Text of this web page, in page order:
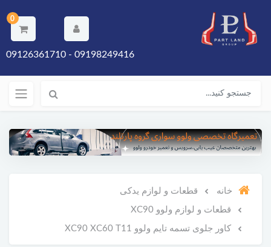
0
09198249416 - 09126361710
خانه قطعات و لوازم یدکی
قطعات و لوازم ولوو XC90
کاور جلوی تسمه تایم ولوو XC90 XC60 T11